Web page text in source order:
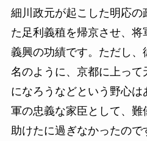
細川政元が起こした明応
た足利義稙を帰京させ、
義興の功績です。ただし、
名のように、京都に上っ
になろうなどという野心
軍の忠義な家臣として、難
助けたに過ぎなかったの